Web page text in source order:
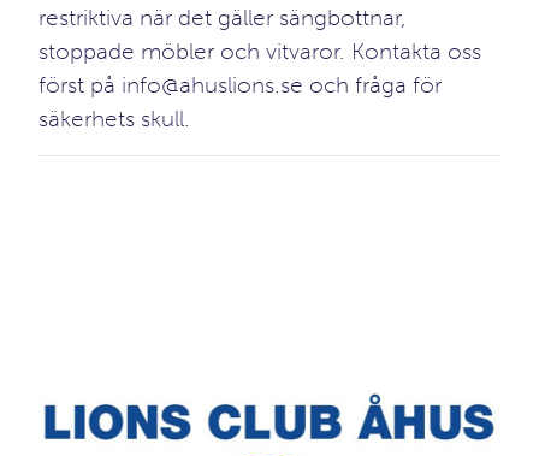
restriktiva när det gäller sängbottnar,
stoppade möbler och vitvaror. Kontakta oss
först på info@ahuslions.se och fråga för
säkerhets skull.